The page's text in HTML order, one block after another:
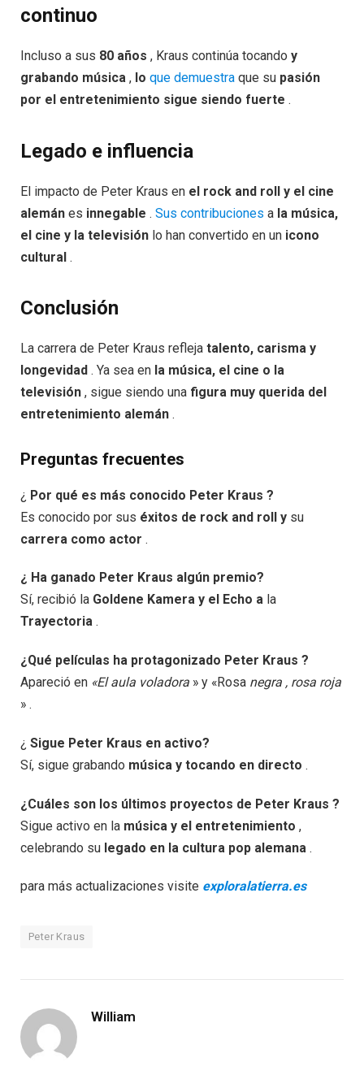
continuo
Incluso a sus 80 años , Kraus continúa tocando y
grabando música , lo que demuestra que su pasión
por el entretenimiento sigue siendo fuerte .
Legado e influencia
El impacto de Peter Kraus en el rock and roll y el cine
alemán es innegable . Sus contribuciones a la música,
el cine y la televisión lo han convertido en un icono
cultural .
Conclusión
La carrera de Peter Kraus refleja talento, carisma y
longevidad . Ya sea en la música, el cine o la
televisión , sigue siendo una figura muy querida del
entretenimiento alemán .
Preguntas frecuentes​
¿ Por qué es más conocido Peter Kraus ?
Es conocido por sus éxitos de rock and roll y su
carrera como actor .
¿ Ha ganado Peter Kraus algún premio?
Sí, recibió la Goldene Kamera y el Echo a la
Trayectoria .
¿Qué películas ha protagonizado Peter Kraus ?
Apareció en «El aula voladora » y «Rosa negra , rosa roja
» .
¿ Sigue Peter Kraus en activo?
Sí, sigue grabando música y tocando en directo .
¿Cuáles son los últimos proyectos de Peter Kraus ?
Sigue activo en la música y el entretenimiento ,
celebrando su legado en la cultura pop alemana .
para más actualizaciones visite exploralatierra.es
Peter Kraus
William